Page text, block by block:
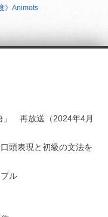
》Animots
」 再放送（2024年4月
頭表現と初級の文法を
ル